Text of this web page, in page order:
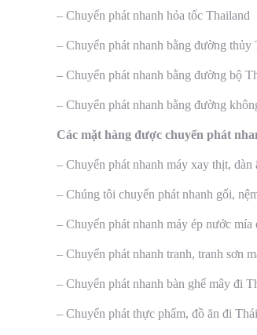
– Chuyển phát nhanh hỏa tốc Thailand
– Chuyển phát nhanh bằng đường thủy
– Chuyển phát nhanh bằng đường bộ
– Chuyển phát nhanh bằng đường
Các mặt hàng được chuyển phát
– Chuyển phát nhanh máy xay thịt,
– Chúng tôi chuyển phát nhanh gối,
– Chuyển phát nhanh máy ép nước
– Chuyển phát nhanh tranh, tranh sơn
– Chuyển phát nhanh bàn ghế mây đi
– Chuyển phát thực phẩm, đồ ăn đi